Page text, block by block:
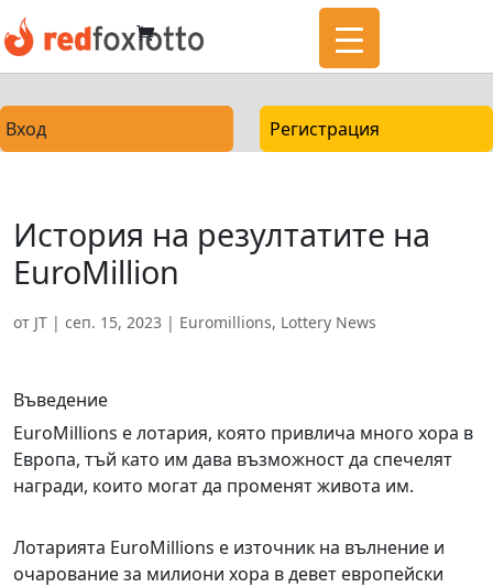
Вход Регистрация
История на резултатите на
EuroMillion
от JT | сеп. 15, 2023 | Euromillions, Lottery News
Въведение
EuroMillions е лотария, която привлича много хора в
Европа, тъй като им дава възможност да спечелят
награди, които могат да променят живота им.
Лотарията EuroMillions е източник на вълнение и
очарование за милиони хора в девет европейски